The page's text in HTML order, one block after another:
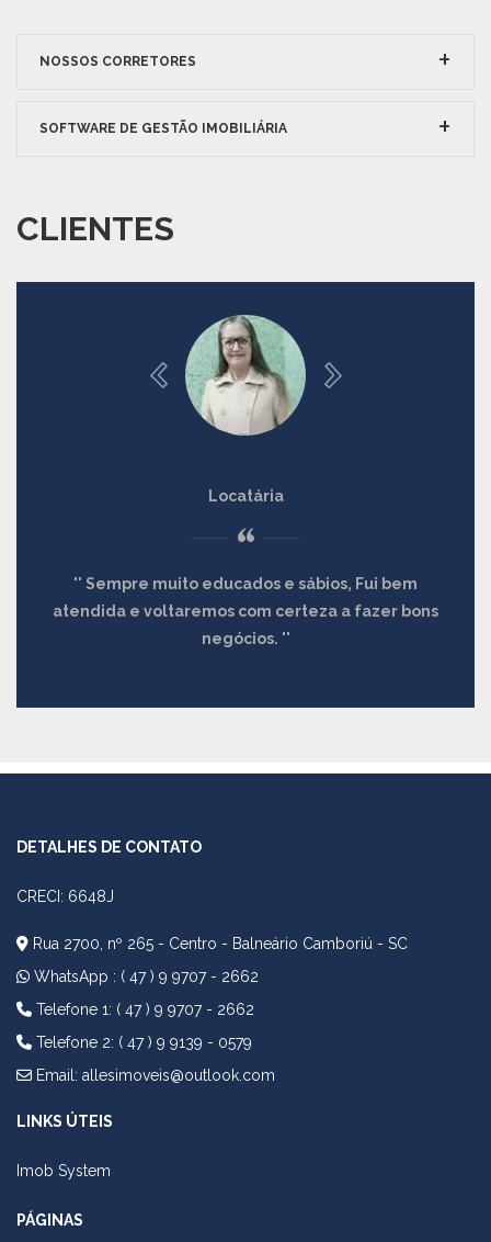
NOSSOS CORRETORES
SOFTWARE DE GESTÃO IMOBILIÁRIA
CLIENTES
Locatária
“
Sempre muito educados e sábios, Fui bem
atendida e voltaremos com certeza a fazer bons
negócios.
DETALHES DE CONTATO
CRECI: 6648J
Rua 2700, nº 265 - Centro - Balneário Camboriú - SC
WhatsApp : ( 47 ) 9 9707 - 2662
Telefone 1: ( 47 ) 9 9707 - 2662
Telefone 2: ( 47 ) 9 9139 - 0579
Email: allesimoveis@outlook.com
LINKS ÚTEIS
Imob System
PÁGINAS